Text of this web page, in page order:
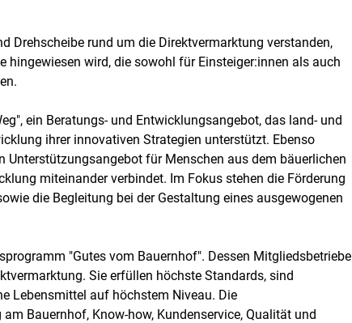
Drehscheibe rund um die Direktvermarktung verstanden,
wird, die sowohl für Einsteiger:innen als auch
ein Beratungs- und Entwicklungsangebot, das land- und
ihrer innovativen Strategien unterstützt. Ebenso
Unterstützungsangebot für Menschen aus dem bäuerlichen
miteinander verbindet. Im Fokus stehen die Förderung
die Begleitung bei der Gestaltung eines ausgewogenen
"Gutes vom Bauernhof". Dessen Mitgliedsbetriebe
Sie erfüllen höchste Standards, sind
Lebensmittel auf höchstem Niveau. Die
Bauernhof, Know-how, Kundenservice, Qualität und